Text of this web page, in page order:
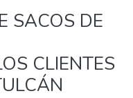
SACOS DE
CLIENTES